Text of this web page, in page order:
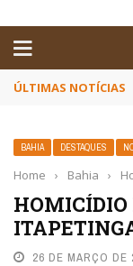
ÚLTIMAS NOTÍCIAS
BAHIA DESTAQUES
Home › Bahia ›
HOMICÍDIO
26 DE MARÇO DE